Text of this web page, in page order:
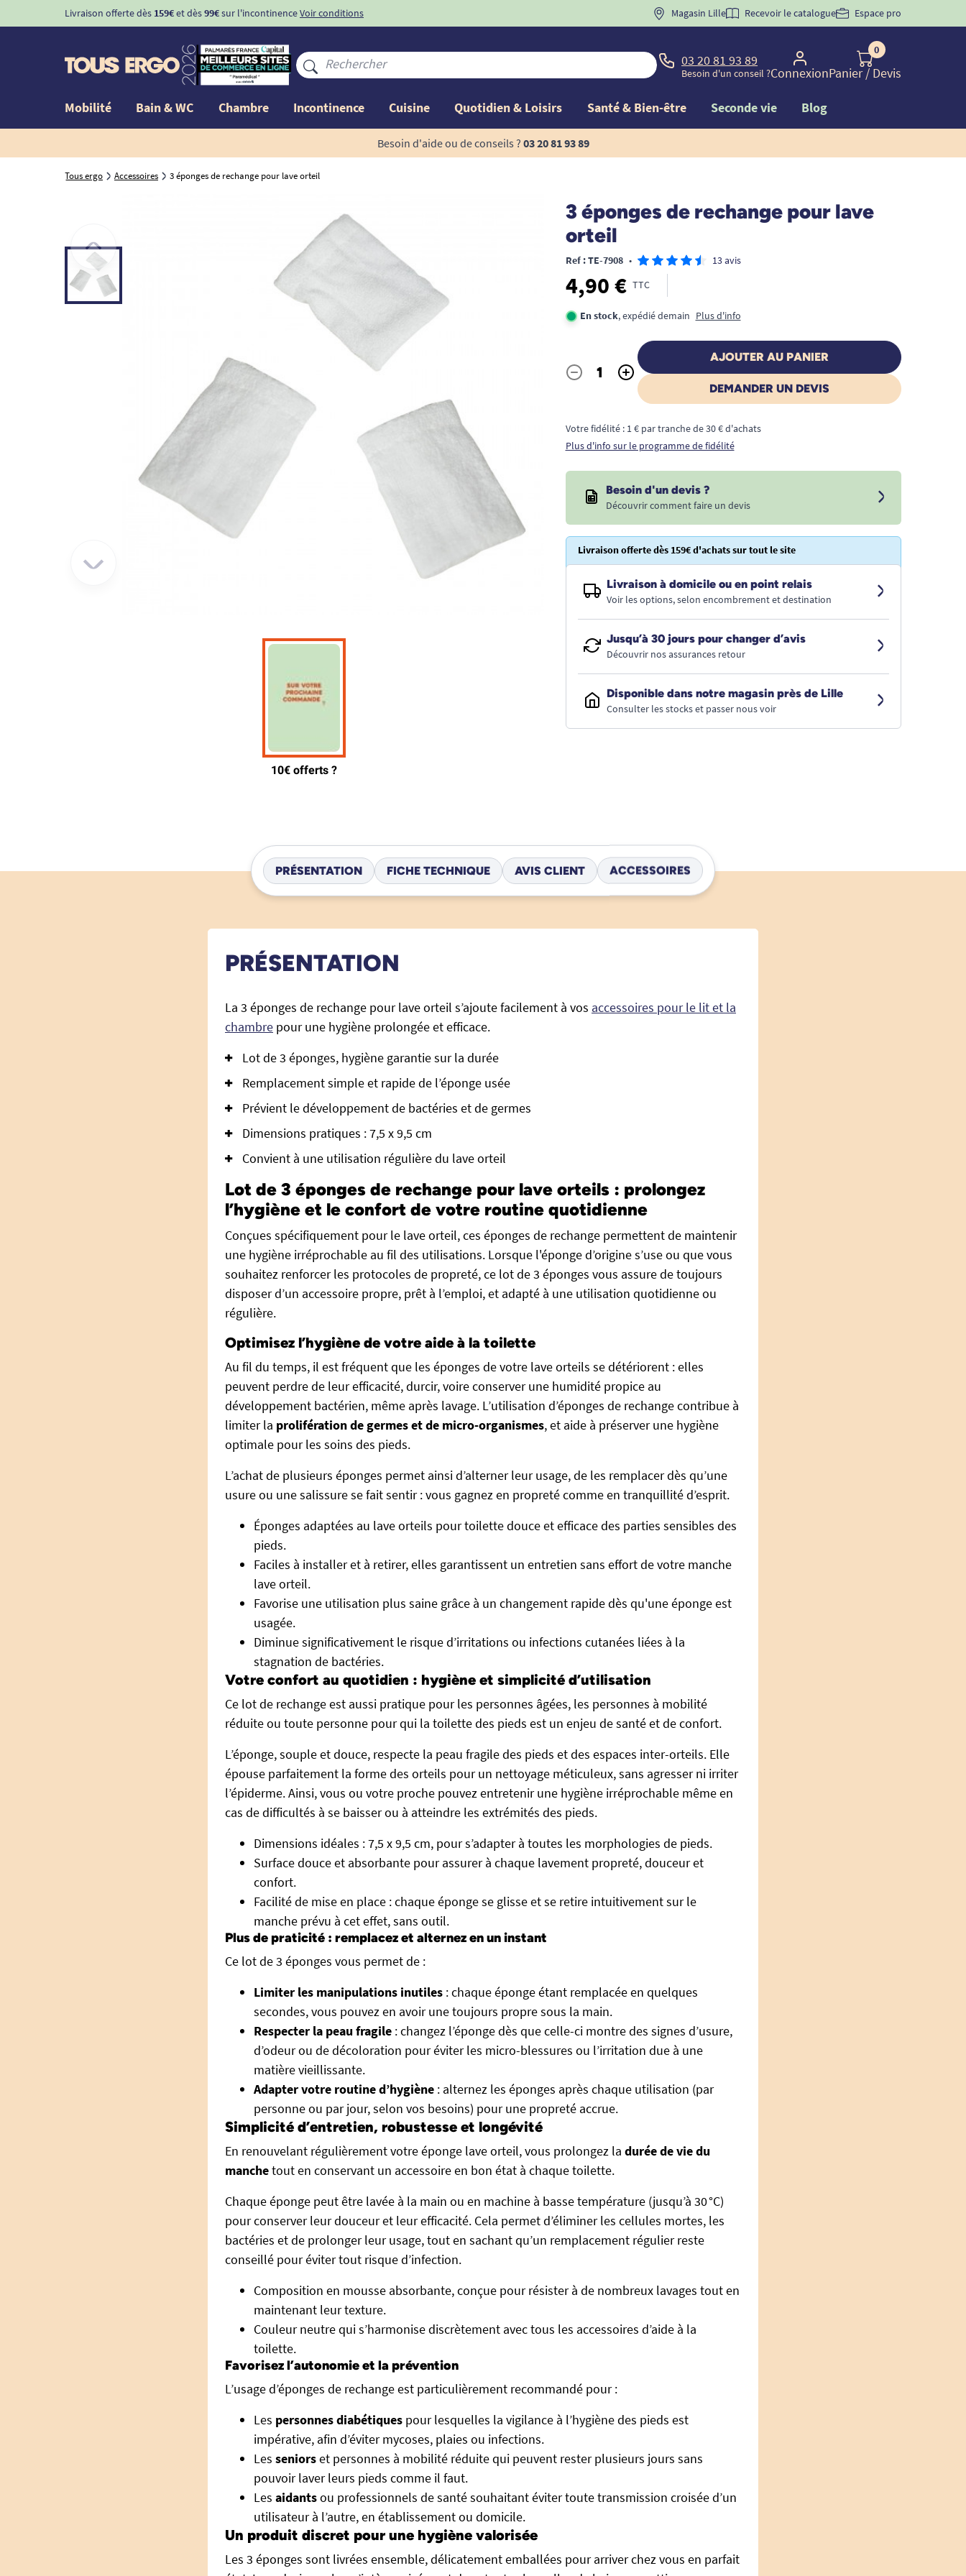
Livraison offerte dès 159€et dès99€sur l'incontinenceVoir conditions BIENVENUE" pourla 1ère commande d'incontinence
Magasin Lille Recevoir le catalogue Espace pro
03 20 81 93 89
Besoin d'un conseil ?Connexion
0
Panier/ Devis
Mobilité Bain & WC Chambre Incontinence Cuisine Quotidien & Loisirs Santé & Bien-être Seconde vie Blog
Besoin d'aide ou de conseils ? 03 20 81 93 89
Tous ergo Accessoires 3 éponges de rechange pour lave orteil
3 éponges de rechange pour lave
orteil
Ref : TE-7908 • 13 avis
4,90 € TTC
En stock, expédié demain Plus d'info
Quantité
- +
AJOUTER AU PANIER
DEMANDER UN DEVIS
Votre fidélité : 1 € par tranche de 30 € d'achats
Plus d'info sur le programme de fidélité
Besoin d'un devis ?
Découvrir comment faire un devis
Livraison offerte dès 159€ d'achats sur tout le site
Livraison à domicile ou en point relais
Voir les options, selon encombrement et destination
Jusqu’à 30 jours pour changer d’avis
Découvrir nos assurances retour
Disponible dans notre magasin près de Lille
Consulter les stocks et passer nous voir
PRÉSENTATION FICHE TECHNIQUE AVIS CLIENT ACCESSOIRES
PRÉSENTATION
La 3 éponges de rechange pour lave orteil s’ajoute facilement à vos accessoires pour le lit et la
chambre pour une hygiène prolongée et efficace.
Lot de 3 éponges, hygiène garantie sur la durée
Remplacement simple et rapide de l’éponge usée
Prévient le développement de bactéries et de germes
Dimensions pratiques : 7,5 x 9,5 cm
Convient à une utilisation régulière du lave orteil
Lot de 3 éponges de rechange pour lave orteils : prolongez
l’hygiène et le confort de votre routine quotidienne
Conçues spécifiquement pour le lave orteil, ces éponges de rechange permettent de maintenir
une hygiène irréprochable au fil des utilisations. Lorsque l'éponge d’origine s’use ou que vous
souhaitez renforcer les protocoles de propreté, ce lot de 3 éponges vous assure de toujours
disposer d’un accessoire propre, prêt à l’emploi, et adapté à une utilisation quotidienne ou
régulière.
Optimisez l’hygiène de votre aide à la toilette
Au fil du temps, il est fréquent que les éponges de votre lave orteils se détériorent : elles
peuvent perdre de leur efficacité, durcir, voire conserver une humidité propice au
développement bactérien, même après lavage. L’utilisation d’éponges de rechange contribue à
limiter la prolifération de germes et de micro-organismes, et aide à préserver une hygiène
optimale pour les soins des pieds.
L’achat de plusieurs éponges permet ainsi d’alterner leur usage, de les remplacer dès qu’une
usure ou une salissure se fait sentir : vous gagnez en propreté comme en tranquillité d’esprit.
Éponges adaptées au lave orteils pour toilette douce et efficace des parties sensibles des
pieds.
Faciles à installer et à retirer, elles garantissent un entretien sans effort de votre manche
lave orteil.
Favorise une utilisation plus saine grâce à un changement rapide dès qu'une éponge est
usagée.
Diminue significativement le risque d’irritations ou infections cutanées liées à la
stagnation de bactéries.
Votre confort au quotidien : hygiène et simplicité d’utilisation
Ce lot de rechange est aussi pratique pour les personnes âgées, les personnes à mobilité
réduite ou toute personne pour qui la toilette des pieds est un enjeu de santé et de confort.
L’éponge, souple et douce, respecte la peau fragile des pieds et des espaces inter-orteils. Elle
épouse parfaitement la forme des orteils pour un nettoyage méticuleux, sans agresser ni irriter
l’épiderme. Ainsi, vous ou votre proche pouvez entretenir une hygiène irréprochable même en
cas de difficultés à se baisser ou à atteindre les extrémités des pieds.
Dimensions idéales : 7,5 x 9,5 cm, pour s’adapter à toutes les morphologies de pieds.
Surface douce et absorbante pour assurer à chaque lavement propreté, douceur et
confort.
Facilité de mise en place : chaque éponge se glisse et se retire intuitivement sur le
manche prévu à cet effet, sans outil.
Plus de praticité : remplacez et alternez en un instant
Ce lot de 3 éponges vous permet de :
Limiter les manipulations inutiles : chaque éponge étant remplacée en quelques
secondes, vous pouvez en avoir une toujours propre sous la main.
Respecter la peau fragile : changez l’éponge dès que celle-ci montre des signes d’usure,
d’odeur ou de décoloration pour éviter les micro-blessures ou l’irritation due à une
matière vieillissante.
Adapter votre routine d’hygiène : alternez les éponges après chaque utilisation (par
personne ou par jour, selon vos besoins) pour une propreté accrue.
Simplicité d’entretien, robustesse et longévité
En renouvelant régulièrement votre éponge lave orteil, vous prolongez la durée de vie du
manchetout en conservant un accessoire en bon état à chaque toilette.
Chaque éponge peut être lavée à la main ou en machine à basse température (jusqu’à 30 °C)
pour conserver leur douceur et leur efficacité. Cela permet d’éliminer les cellules mortes, les
bactéries et de prolonger leur usage, tout en sachant qu’un remplacement régulier reste
conseillé pour éviter tout risque d’infection.
Composition en mousse absorbante, conçue pour résister à de nombreux lavages tout en
maintenant leur texture.
Couleur neutre qui s’harmonise discrètement avec tous les accessoires d’aide à la
toilette.
Favorisez l’autonomie et la prévention
L’usage d’éponges de rechange est particulièrement recommandé pour :
Les personnes diabétiques pour lesquelles la vigilance à l’hygiène des pieds est
impérative, afin d’éviter mycoses, plaies ou infections.
Les seniorset personnes à mobilité réduite qui peuvent rester plusieurs jours sans
pouvoir laver leurs pieds comme il faut.
Les aidantsou professionnels de santé souhaitant éviter toute transmission croisée d’un
utilisateur à l’autre, en établissement ou domicile.
Un produit discret pour une hygiène valorisée
Les 3 éponges sont livrées ensemble, délicatement emballées pour arriver chez vous en parfait